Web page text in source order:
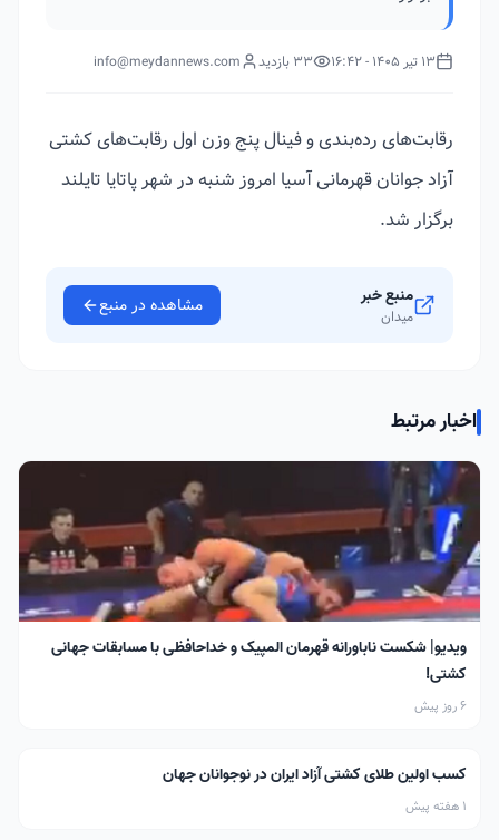
13 تیر 1405 - 16:42 33 بازدید info@meydannews.com
رقابت‌های رده‌بندی و فینال پنج وزن اول رقابت‌های کشتی
آزاد جوانان قهرمانی آسیا امروز شنبه در شهر پاتایا تایلند
برگزار شد.
منبع خبر
میدان مشاهده در منبع
اخبار مرتبط
ویدیو| شکست ناباورانه قهرمان المپیک و خداحافظی با مسابقات جهانی
کشتی!
6 روز پیش
کسب اولین طلای کشتی آزاد ایران در نوجوانان جهان
1 هفته پیش